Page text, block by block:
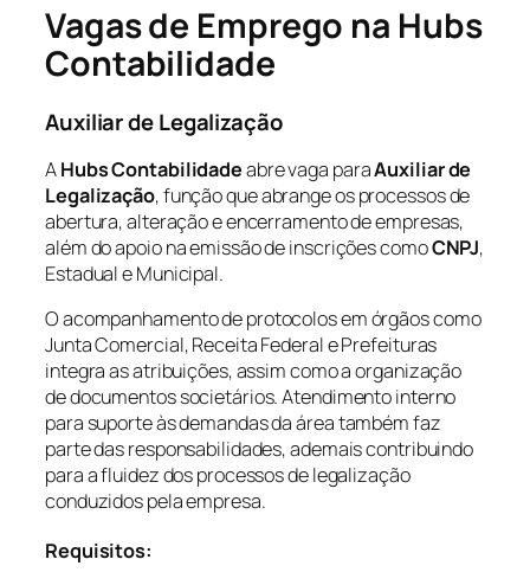
Vagas de Emprego na Hubs
Contabilidade
Auxiliar de Legalização
AHubs Contabilidadeabre vaga paraAuxiliar de
Legalização, função que abrange os processos de
abertura, alteração e encerramento de empresas,
além do apoio na emissão de inscrições comoCNPJ,
Estadual e Municipal.
O acompanhamento de protocolos em órgãos como
Junta Comercial, Receita Federal e Prefeituras
integra as atribuições, assim como a organização
de documentos societários. Atendimento interno
para suporte às demandas da área também faz
parte das responsabilidades, ademais contribuindo
para a fluidez dos processos de legalização
conduzidos pela empresa.
Requisitos: